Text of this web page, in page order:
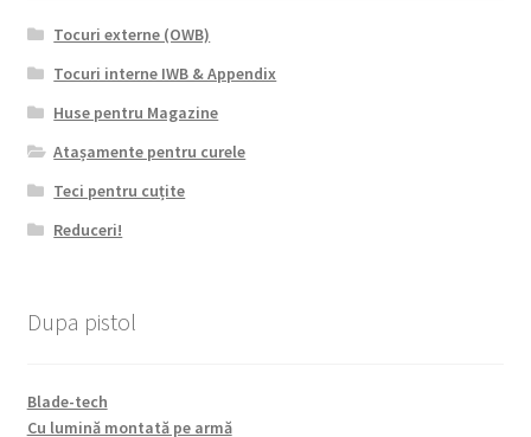
Tocuri externe (OWB)
Tocuri interne IWB & Appendix
Huse pentru Magazine
Atașamente pentru curele
Teci pentru cuțite
Reduceri!
Dupa pistol
Blade-tech
Cu lumină montată pe armă